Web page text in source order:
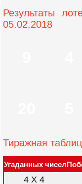
Результаты
05.02.2018
Тиражная
Угаданных чисел
4 X 4